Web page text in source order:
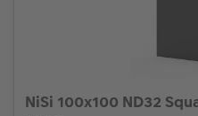
NiSi 100x100 ND32